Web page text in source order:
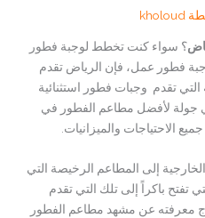
kholoud
؟ سواء كنت تخطط لوجبة فطور
فطور عمل، فإن الرياض تقدم
تقدم وجبات فطور استثنائية
جولة لأفضل مطاعم الفطور في
الاحتياجات والميزانيات.
إلى المطاعم الرخيصة التي
تفتح باكراً إلى تلك التي تقدم
معرفته عن مشهد مطاعم الفطور